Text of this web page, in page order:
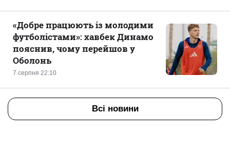
7 серпня 22:10
«Добре працюють із молодими
футболістами»: хавбек Динамо
пояснив, чому перейшов у
Оболонь
Всі новини